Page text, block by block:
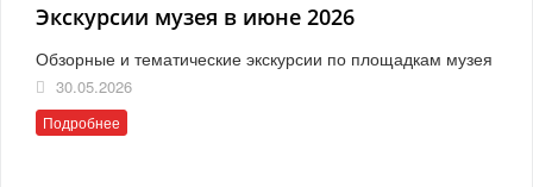
Экскурсии музея в июне 2026
Обзорные и тематические экскурсии по площадкам музея
30.05.2026
Подробнее